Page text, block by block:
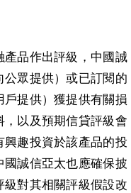
品作出評級，中國誠
眾提供）或已訂閱的
提供）獲提供有關損
以及預期信貸評級會
趣投資於該產品的投
誠信亞太也應確保披
對其相關評級假設改